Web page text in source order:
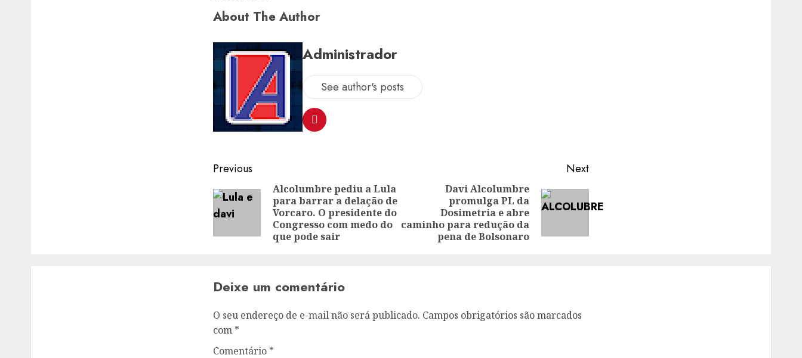
About The Author
Administrador
See author's posts
Post
navigation
Previous
Previous
post:
Alcolumbre pediu a Lula
para barrar a delação de
Vorcaro. O presidente do
Congresso com medo do
que pode sair
Next
post:
Davi Alcolumbre
promulga PL da
Dosimetria e abre
caminho para redução da
pena de Bolsonaro
Deixe um comentário
O seu endereço de e-mail não será publicado. Campos obrigatórios são marcados
com *
Comentário *